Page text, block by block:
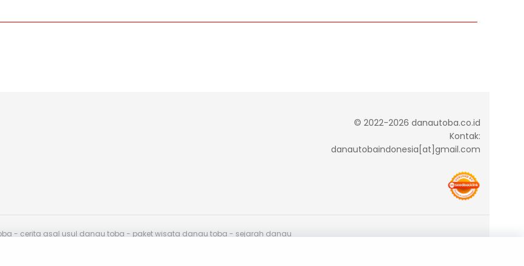
© 2022-2026 danautoba.co.id
Kontak:
danautobaindonesia[at]gmail.com
- cerita asal usul danau toba - paket wisata danau toba - sejarah danau